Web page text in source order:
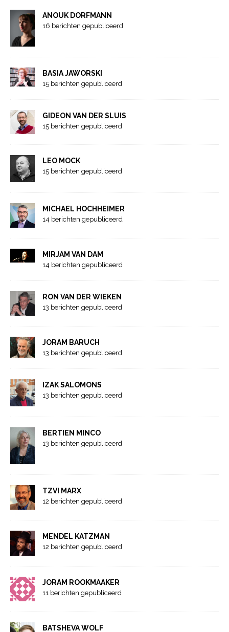
ANOUK DORFMANN
16 berichten gepubliceerd
BASIA JAWORSKI
15 berichten gepubliceerd
GIDEON VAN DER SLUIS
15 berichten gepubliceerd
LEO MOCK
15 berichten gepubliceerd
MICHAEL HOCHHEIMER
14 berichten gepubliceerd
MIRJAM VAN DAM
14 berichten gepubliceerd
RON VAN DER WIEKEN
13 berichten gepubliceerd
JORAM BARUCH
13 berichten gepubliceerd
IZAK SALOMONS
13 berichten gepubliceerd
BERTIEN MINCO
13 berichten gepubliceerd
TZVI MARX
12 berichten gepubliceerd
MENDEL KATZMAN
12 berichten gepubliceerd
JORAM ROOKMAAKER
11 berichten gepubliceerd
BATSHEVA WOLF